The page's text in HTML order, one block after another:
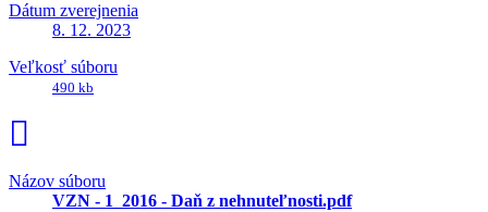
Dátum zverejnenia
8. 12. 2023
Veľkosť súboru
490 kb
Názov súboru
VZN - 1_2016 - Daň z nehnuteľnosti.pdf